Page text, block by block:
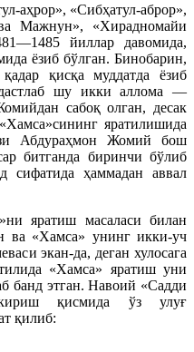
аҳрор», «Сибҳатул-аброр»,
Мажнун», «Хирадномайи
йиллар давомида,
ёзиб бўлган. Бинобарин,
қисқа муддатда ёзиб
шу икки аллома —
сабоқ олган, десак
яратилишида
Абдураҳмон Жомий бош
битганда биринчи бўлиб
сифатида ҳаммадан аввал
яратиш масаласи билан
ва «Хамса» унинг икки-уч
экан-да, деган хулосага
«Хамса» яратиш уни
банд этган. Навоий «Садди
кириш қисмида ўз улуғ
қилиб: